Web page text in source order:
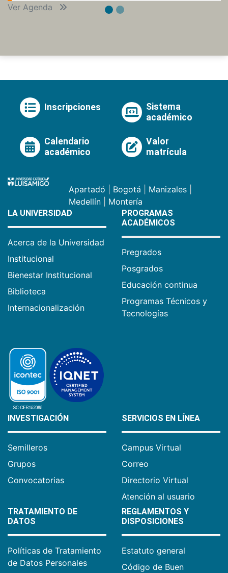
Ver Agenda
Inscripciones
Sistema
académico
Calendario
académico
Valor
matrícula
Apartadó Bogotá Manizales
Medellín
Montería
LA UNIVERSIDAD
Acerca de la Universidad
Institucional
Bienestar Institucional
Biblioteca
Internacionalización
PROGRAMAS
ACADÉMICOS
Pregrados
Posgrados
Educación continua
Programas Técnicos y
Tecnologías
INVESTIGACIÓN
Semilleros
Grupos
Convocatorias
SERVICIOS EN LÍNEA
Campus Virtual
Correo
Directorio Virtual
Atención al usuario
TRATAMIENTO DE
DATOS
Políticas de Tratamiento
de Datos Personales
REGLAMENTOS Y
DISPOSICIONES
Estatuto general
Código de Buen